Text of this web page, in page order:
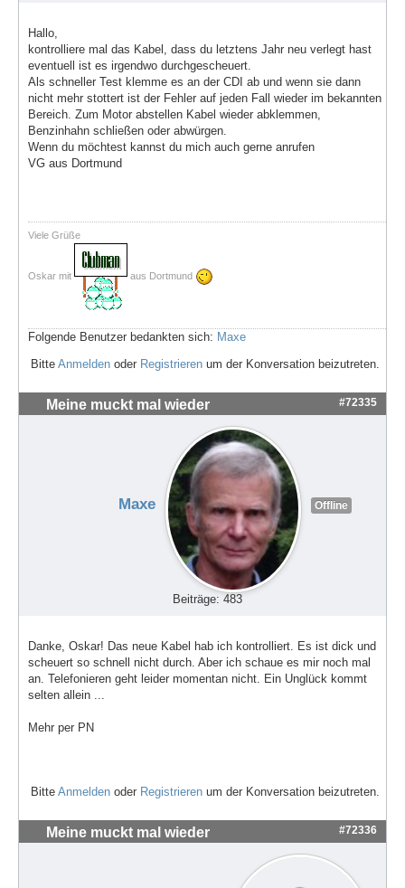
Hallo,
kontrolliere mal das Kabel, dass du letztens Jahr neu verlegt hast
eventuell ist es irgendwo durchgescheuert.
Als schneller Test klemme es an der CDI ab und wenn sie dann
nicht mehr stottert ist der Fehler auf jeden Fall wieder im bekannten
Bereich. Zum Motor abstellen Kabel wieder abklemmen,
Benzinhahn schließen oder abwürgen.
Wenn du möchtest kannst du mich auch gerne anrufen
VG aus Dortmund
Viele Grüße
Oskar mit aus Dortmund
Folgende Benutzer bedankten sich: Maxe
Bitte Anmelden oder Registrieren um der Konversation beizutreten.
Meine muckt mal wieder #72335
Maxe Offline
Beiträge: 483
Danke, Oskar! Das neue Kabel hab ich kontrolliert. Es ist dick und
scheuert so schnell nicht durch. Aber ich schaue es mir noch mal
an. Telefonieren geht leider momentan nicht. Ein Unglück kommt
selten allein ...
Mehr per PN
Bitte Anmelden oder Registrieren um der Konversation beizutreten.
Meine muckt mal wieder #72336